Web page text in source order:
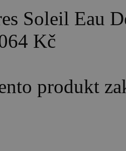
Soleil Eau
Kč
produkt